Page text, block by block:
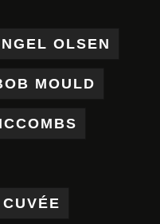
OLSEN
MOULD
CUVÉE